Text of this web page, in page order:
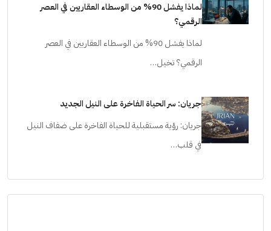
لماذا يفشل 90% من الوسطاء العقاريين في العصر
الرقمي؟
لماذا يفشل 90% من الوسطاء العقاريين في العصر
الرقمي؟ تخيل…
جريان: سر الحياة الفاخرة على النيل الجديد
جريان: رؤية مستقبلية للحياة الفاخرة على ضفاف النيل
في قلب…